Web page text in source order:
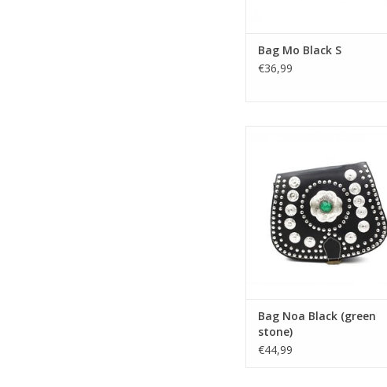
Bag Mo Black S
€36,99
Bag Noa Black (green
stone)
€44,99